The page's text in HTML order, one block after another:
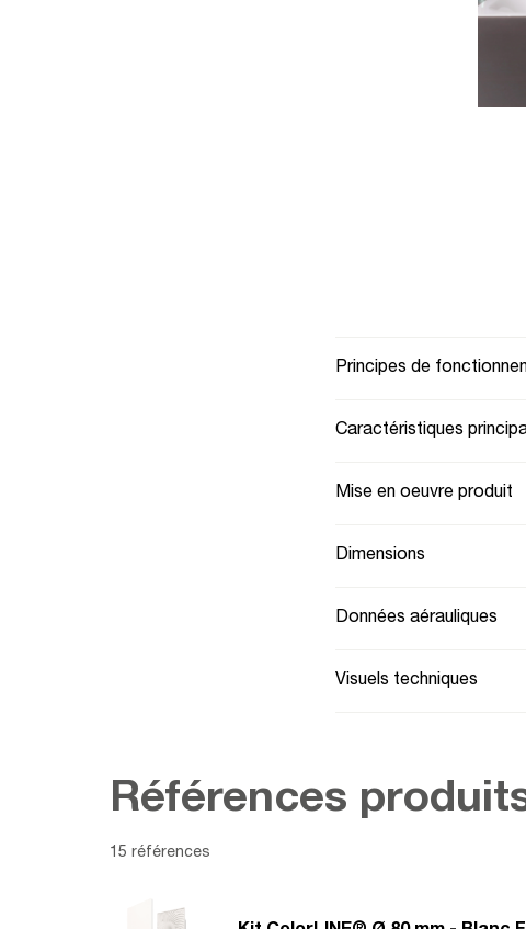
Principes de
Caractéristiques
Mise en oeuvre produit
Dimensions
Données aérauliques
Visuels techniques
Références
15 références